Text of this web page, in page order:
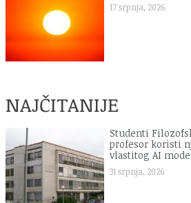
17 srpnja, 2026
NAJČITANIJE
Studenti
profesor koristi
vlastitog AI
31 srpnja, 2026